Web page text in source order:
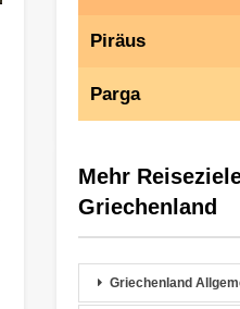
Piräus
Parga
Mehr
Griechenland
Griechenland